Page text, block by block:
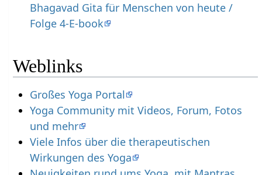
Bhagavad Gita für Menschen von heute /
Folge 4-E-book
Weblinks
Großes Yoga Portal
Yoga Community mit Videos, Forum, Fotos
und mehr
Viele Infos über die therapeutischen
Wirkungen des Yoga